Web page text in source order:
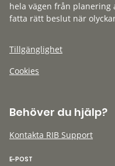
hela vägen från
fatta rätt beslut när
Tillgänglighet
Cookies
Behöver du hjälp?
Kontakta RIB Support
E-POST